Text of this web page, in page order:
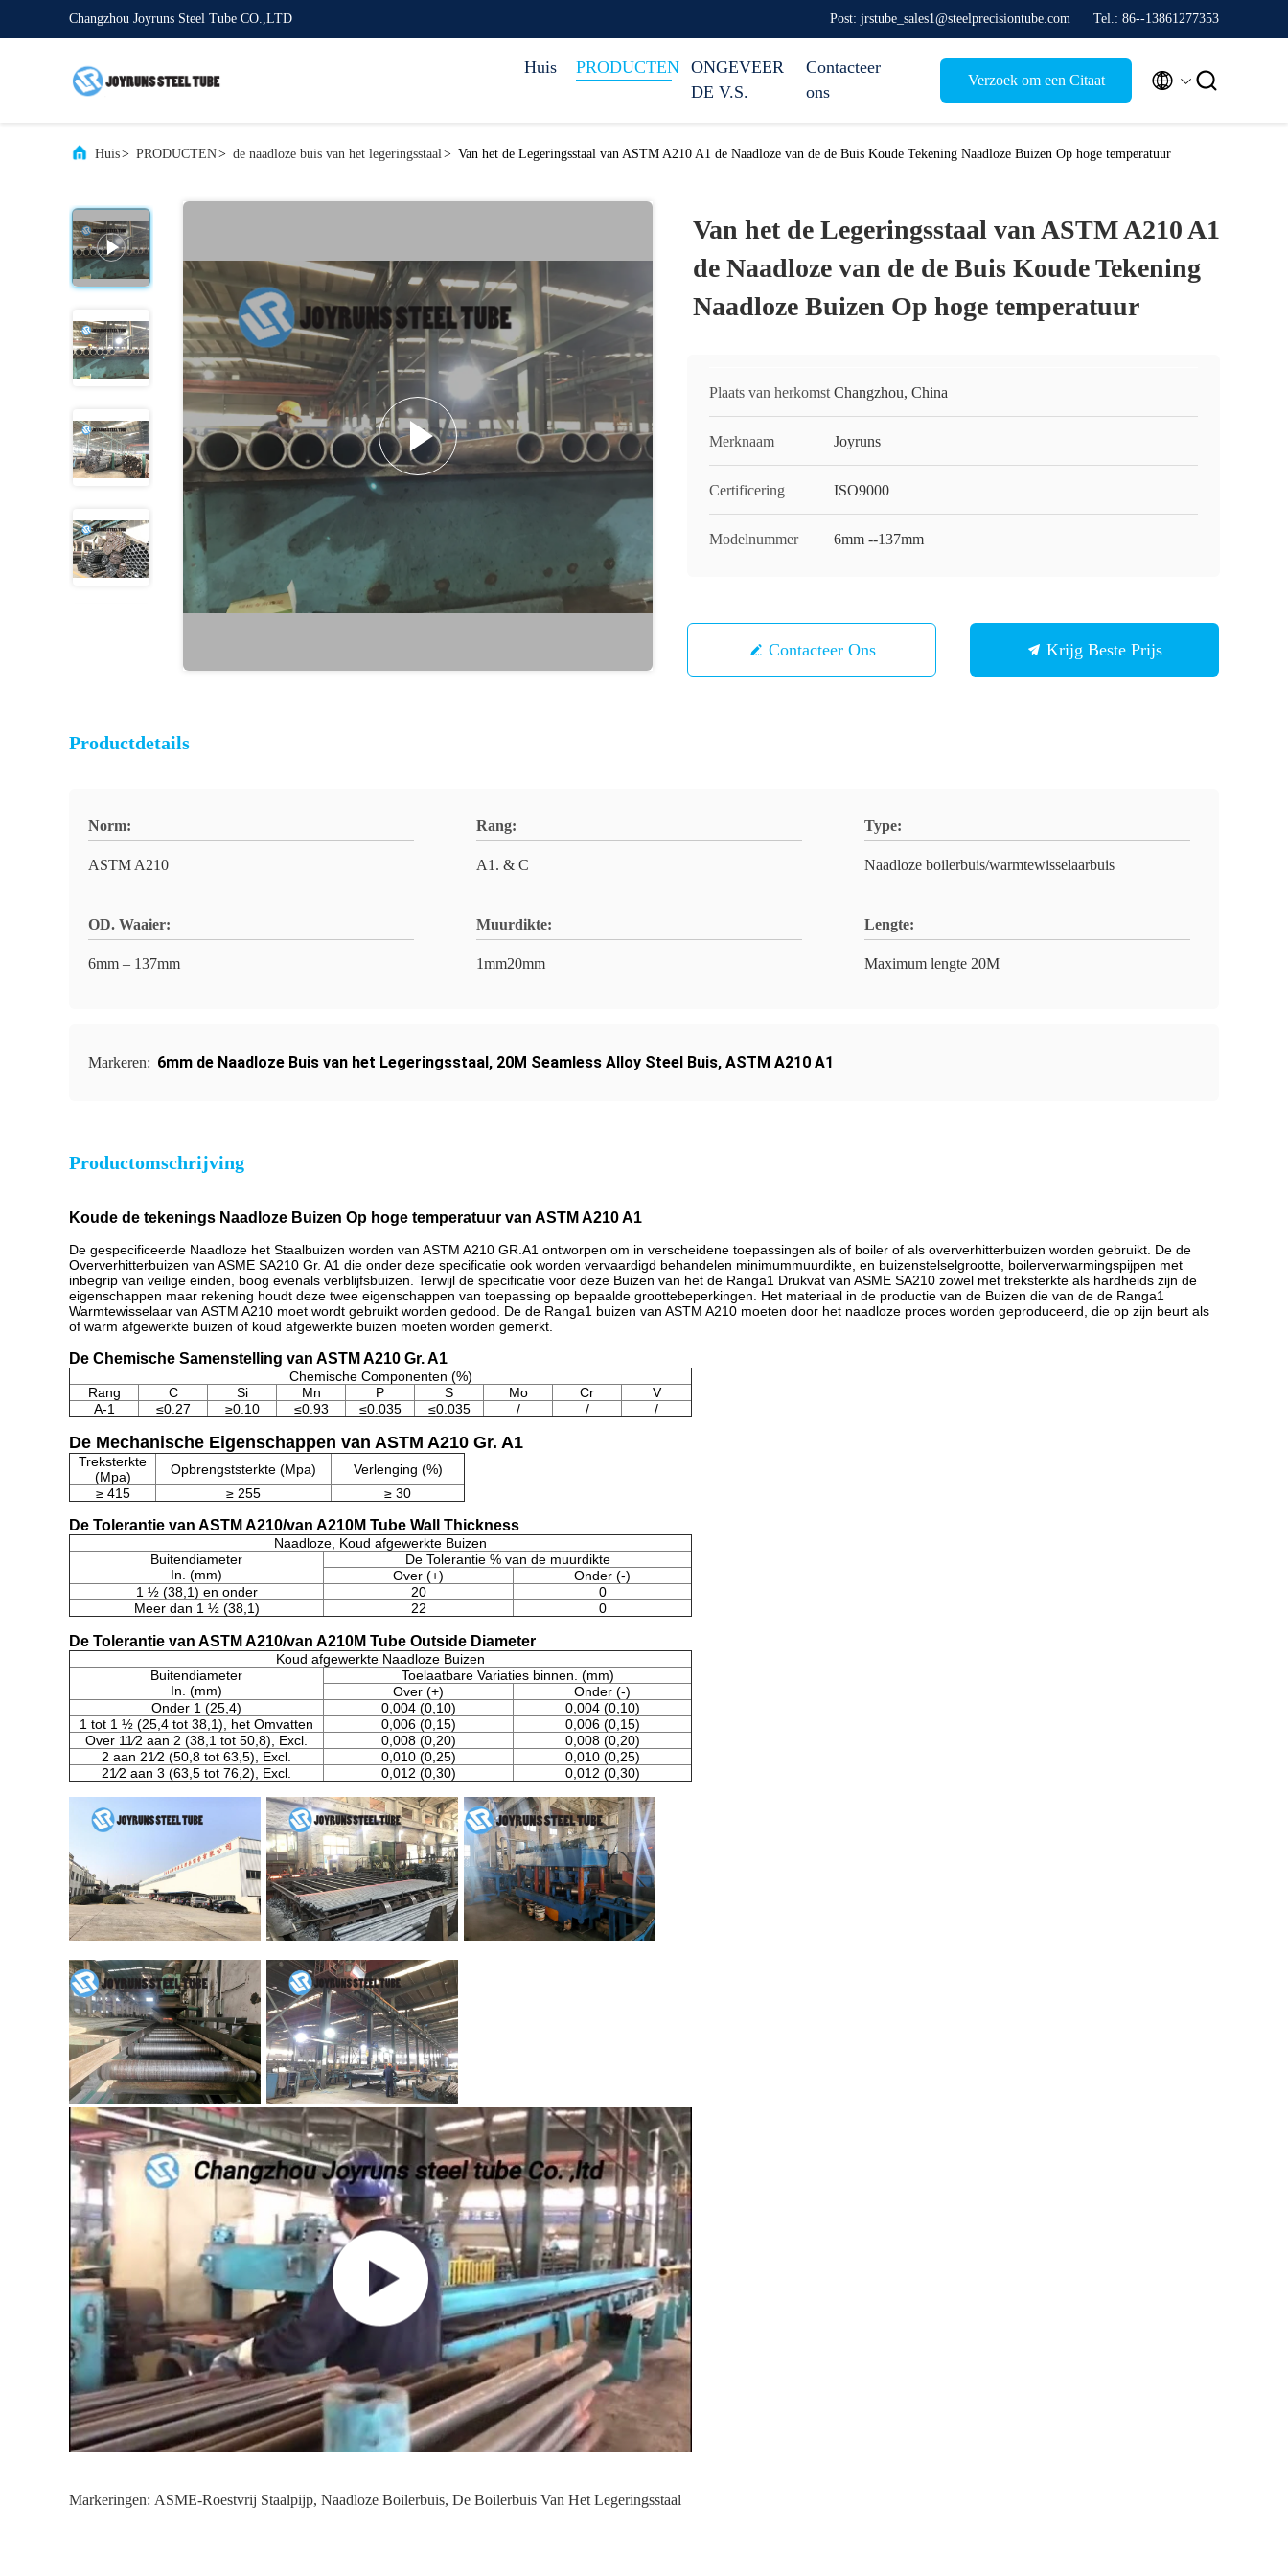
Changzhou Joyruns Steel Tube CO.,LTD Post: jrstube_sales1@steelprecisiontube.com Tel.: 86--13861277353
Huis PRODUCTEN ONGEVEER
DE V.S.
Contacteer
ons
Verzoek om een Citaat  
Huis> PRODUCTEN> de naadloze buis van het legeringsstaal> Van het de Legeringsstaal van ASTM A210 A1 de Naadloze van de de Buis Koude Tekening Naadloze Buizen Op hoge temperatuur
Van het de Legeringsstaal van ASTM A210 A1
de Naadloze van de de Buis Koude Tekening
Naadloze Buizen Op hoge temperatuur
Plaats van herkomst Changzhou, China
Merknaam Joyruns
Certificering ISO9000
Modelnummer 6mm --137mm
Contacteer Ons Krijg Beste Prijs
Productdetails
Norm:
ASTM A210
Rang:
A1. & C
Type:
Naadloze boilerbuis/warmtewisselaarbuis
OD. Waaier:
6mm – 137mm
Muurdikte:
1mm20mm
Lengte:
Maximum lengte 20M
Markeren: 6mm de Naadloze Buis van het Legeringsstaal, 20M Seamless Alloy Steel Buis, ASTM A210 A1
Productomschrijving
Koude de tekenings Naadloze Buizen Op hoge temperatuur van ASTM A210 A1
De gespecificeerde Naadloze het Staalbuizen worden van ASTM A210 GR.A1 ontworpen om in verscheidene toepassingen als of boiler of als oververhitterbuizen worden gebruikt. De de
Oververhitterbuizen van ASME SA210 Gr. A1 die onder deze specificatie ook worden vervaardigd behandelen minimummuurdikte, en buizenstelselgrootte, boilerverwarmingspijpen met
inbegrip van veilige einden, boog evenals verblijfsbuizen. Terwijl de specificatie voor deze Buizen van het de Ranga1 Drukvat van ASME SA210 zowel met treksterkte als hardheids zijn de
eigenschappen maar rekening houdt deze twee eigenschappen van toepassing op bepaalde groottebeperkingen. Het materiaal in de productie van de Buizen die van de de Ranga1
Warmtewisselaar van ASTM A210 moet wordt gebruikt worden gedood. De de Ranga1 buizen van ASTM A210 moeten door het naadloze proces worden geproduceerd, die op zijn beurt als
of warm afgewerkte buizen of koud afgewerkte buizen moeten worden gemerkt.
De Chemische Samenstelling van ASTM A210 Gr. A1
Chemische Componenten (%)
Rang
C Si Mn P S Mo Cr
V
A-1
≤0.27 ≥0.10 ≤0.93 ≤0.035 ≤0.035 / / /
De Mechanische Eigenschappen van ASTM A210 Gr. A1
Treksterkte
(Mpa)
Opbrengststerkte (Mpa)
Verlenging (%)
≥ 415
≥ 255 ≥ 30
De Tolerantie van ASTM A210/van A210M Tube Wall Thickness
Naadloze, Koud afgewerkte Buizen
Buitendiameter
In. (mm)
De Tolerantie % van de muurdikte
Over (+)
Onder (-)
1 ½ (38,1) en onder
20
0
Meer dan 1 ½ (38,1)
22 0
De Tolerantie van ASTM A210/van A210M Tube Outside Diameter
Koud afgewerkte Naadloze Buizen
Buitendiameter
In. (mm)
Toelaatbare Variaties binnen. (mm)
Over (+)
Onder (-)
Onder 1 (25,4)
0,004 (0,10)
0,004 (0,10)
1 tot 1 ½ (25,4 tot 38,1), het Omvatten
0,006 (0,15)
0,006 (0,15)
Over 11⁄2 aan 2 (38,1 tot 50,8), Excl.
0,008 (0,20)
0,008 (0,20)
2 aan 21⁄2 (50,8 tot 63,5), Excl.
0,010 (0,25)
0,010 (0,25)
21⁄2 aan 3 (63,5 tot 76,2), Excl.
0,012 (0,30) 0,012 (0,30)
Markeringen: ASME-Roestvrij Staalpijp, Naadloze Boilerbuis, De Boilerbuis Van Het Legeringsstaal